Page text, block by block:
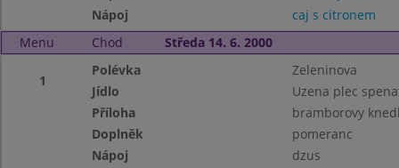
Nápoj
caj s citronem
Menu
Chod Středa 14. 6. 2000
1
Polévka
Zeleninova
Jídlo
Uzena plec
Příloha
bramborovy
Doplněk
pomeranc
Nápoj
dzus